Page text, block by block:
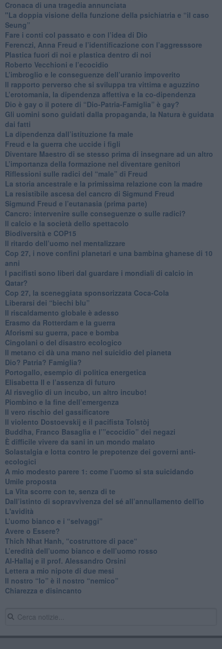
​Cronaca di una tragedia annunciata
"​La doppia visione della funzione della psichiatria e “il caso
Seung”
​Fare i conti col passato e con l’idea di Dio
​Ferenczi, Anna Freud e l’identificazione con l’aggresssore
Plastica fuori di noi e plastica dentro di noi
​Roberto Vecchioni e l’ecocidio
​L’imbroglio e le conseguenze dell’uranio impoverito
​Il rapporto perverso che si sviluppa tra vittima e aguzzino
L’erotomania, la dipendenza affettiva e la co-dipendenza
​Dio è gay o il potere di “Dio-Patria-Famiglia” è gay?
​Gli uomini sono guidati dalla propaganda, la Natura è guidata
dai fatti
La dipendenza dall’istituzione fa male
​Freud e la guerra che uccide i figli
​Diventare Maestro di se stesso prima di insegnare ad un altro
L’importanza della formazione nel diventare genitori
Riflessioni sulle radici del “male” di Freud
​La storia ancestrale e la primissima relazione con la madre
​La resistibile ascesa del cancro di Sigmund Freud
Sigmund Freud e l’eutanasia (prima parte)
Cancro: intervenire sulle conseguenze o sulle radici?
​Il calcio e la società dello spettacolo
Biodiversità e COP15
​Il ritardo dell’uomo nel mentalizzare
​Cop 27, i nove confini planetari e una bambina ghanese di 10
anni
​I pacifisti sono liberi dal guardare i mondiali di calcio in
Qatar?
​Cop 27, la sceneggiata sponsorizzata Coca-Cola
​Liberarsi dei “biechi blu”
Il riscaldamento globale è adesso
​Erasmo da Rotterdam e la guerra
​Aforismi su guerra, pace e bomba
Cingolani o del disastro ecologico
​Il metano ci dà una mano nel suicidio del pianeta
​Dio? Patria? Famiglia?
Portogallo, esempio di politica energetica
​Elisabetta II e l’assenza di futuro
Al risveglio di un incubo, un altro incubo!
​Piombino e la fine dell’emergenza
​Il vero rischio del gassificatore
​Il violento Dostoevskij e il pacifista Tolstòj
​Buddha, Franco Basaglia e l’”ecocidio” dei negazi
​È difficile vivere da sani in un mondo malato
Solastalgia e lotta contro le prepotenze dei governi anti-
ecologici
​A mio modesto parere 1: come l’uomo si sta suicidando
​Umile proposta
​La Vita scorre con te, senza di te
​Dall’istinto di sopravvivenza del sé all’annullamento dell'io
L'avidità
​L’uomo bianco e i “selvaggi”
​Avere o Essere?
​Thich Nhat Hanh, “costruttore di pace“
​L’eredità dell’uomo bianco e dell’uomo rosso
Al-Hallaj e il prof. Alessandro Orsini
​Lettera a mio nipote di due mesi
​Il nostro “Io” è il nostro “nemico”
​Chiarezza e disincanto